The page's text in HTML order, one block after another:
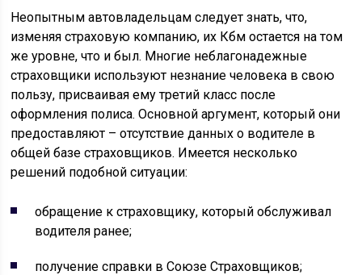
Неопытным автовладельцам следует знать, что,
изменяя страховую компанию, их Кбм остается на том
же уровне, что и был. Многие неблагонадежные
страховщики используют незнание человека в свою
пользу, присваивая ему третий класс после
оформления полиса. Основной аргумент, который они
предоставляют – отсутствие данных о водителе в
общей базе страховщиков. Имеется несколько
решений подобной ситуации:
обращение к страховщику, который обслуживал
водителя ранее;
получение справки в Союзе Страховщиков;